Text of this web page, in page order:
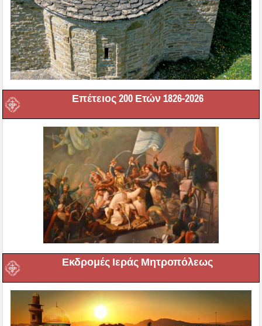
Επέτειος 200 Ετών 1826-2026
Εκδρομές Ιεράς Μητροπόλεως